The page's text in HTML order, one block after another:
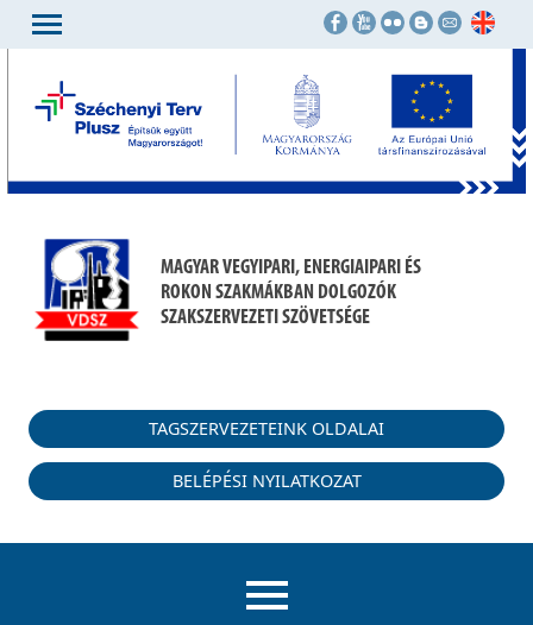
MAGYAR VEGYIPARI, ENERGIAIPARI ÉS
ROKON SZAKMÁKBAN DOLGOZÓK
SZAKSZERVEZETI SZÖVETSÉGE
TAGSZERVEZETEINK OLDALAI
BELÉPÉSI NYILATKOZAT